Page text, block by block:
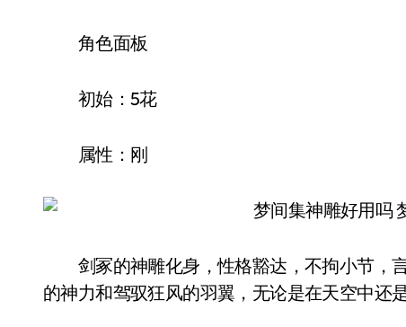
角色面板
初始：5花
属性：刚
剑冢的神雕化身，性格豁达，不拘小节，
的神力和驾驭狂风的羽翼，无论是在天空中还